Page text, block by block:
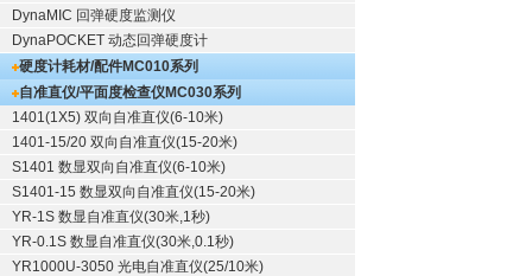
DynaMIC 回弹硬度监测仪
DynaPOCKET 动态回弹硬度计
硬度计耗材/配件MC010系列
自准直仪/平面度检查仪MC030系列
1401(1X5) 双向自准直仪(6-10米)
1401-15/20 双向自准直仪(15-20米)
S1401 数显双向自准直仪(6-10米)
S1401-15 数显双向自准直仪(15-20米)
YR-1S 数显自准直仪(30米,1秒)
YR-0.1S 数显自准直仪(30米,0.1秒)
YR1000U-3050 光电自准直仪(25/10米)